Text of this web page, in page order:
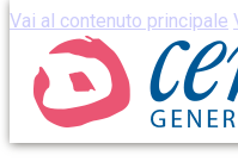
Vai al contenuto principale